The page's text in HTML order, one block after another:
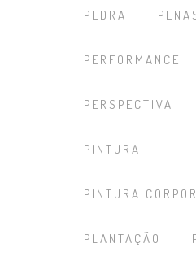
PEDRA
PERFORMANCE
PERSPECTIVA
PINTURA
PINTURA
PLANTAÇÃO